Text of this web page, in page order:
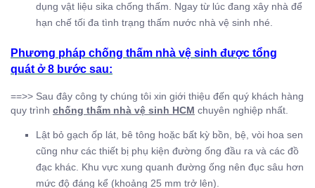
dụng vật liệu sika chống thấm. Ngay từ lúc đang xây nhà để
hạn chế tối đa tình trạng thấm nước nhà vệ sinh nhé.
Phương pháp chống thấm nhà vệ sinh được tổng
quát ở 8 bước sau:
==>> Sau đây công ty chúng tôi xin giới thiệu đến quý khách hàng
quy trình chống thấm nhà vệ sinh HCM chuyên nghiệp nhất.
Lật bỏ gạch ốp lát, bê tông hoặc bất kỳ bồn, bệ, vòi hoa sen
cũng như các thiết bị phụ kiện đường ống đầu ra và các đồ
đạc khác. Khu vực xung quanh đường ống nên đục sâu hơn
mức độ đáng kể (khoảng 25 mm trở lên).